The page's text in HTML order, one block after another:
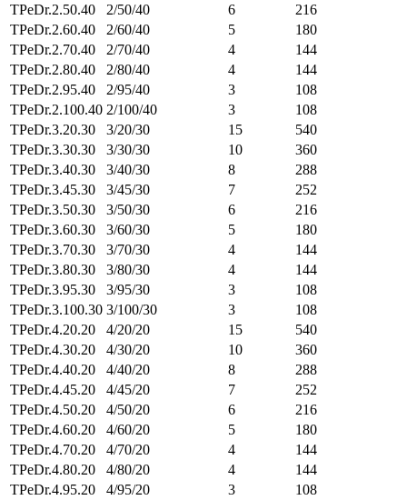
TPeDr.2.50.40
2/50/40 6
216
TPeDr.2.60.40
2/60/40 5
180
TPeDr.2.70.40
2/70/40 4
144
TPeDr.2.80.40
2/80/40 4
144
TPeDr.2.95.40
2/95/40 3
108
TPeDr.2.100.40 2/100/40 3
108
TPeDr.3.20.30
3/20/30 15
540
TPeDr.3.30.30
3/30/30 10
360
TPeDr.3.40.30
3/40/30 8
288
TPeDr.3.45.30
3/45/30 7
252
TPeDr.3.50.30
3/50/30 6
216
TPeDr.3.60.30
3/60/30 5
180
TPeDr.3.70.30
3/70/30 4
144
TPeDr.3.80.30
3/80/30 4
144
TPeDr.3.95.30
3/95/30 3
108
TPeDr.3.100.30 3/100/30 3
108
TPeDr.4.20.20
4/20/20 15
540
TPeDr.4.30.20
4/30/20 10
360
TPeDr.4.40.20
4/40/20 8
288
TPeDr.4.45.20
4/45/20 7
252
TPeDr.4.50.20
4/50/20 6
216
TPeDr.4.60.20
4/60/20 5
180
TPeDr.4.70.20
4/70/20 4
144
TPeDr.4.80.20
4/80/20 4
144
TPeDr.4.95.20
4/95/20 3 108